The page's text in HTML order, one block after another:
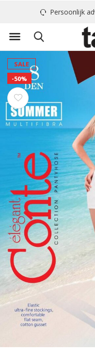
Persoonlijk
SALE
-50%